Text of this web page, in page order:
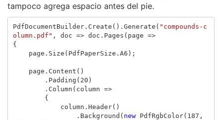
tampoco agrega espacio antes del pie.
PdfDocumentBuilder. Create (). Generate ( "compounds-c
olumn.pdf" , doc => doc . Pages ( page =>
{
page . Size ( PdfPaperSize . A6 );
page . Content ()
. Padding ( 20 )
. Column ( column =>
{
column . Header()
. Background ( new PdfRgbColor( 187 ,